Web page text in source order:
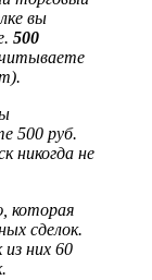
вы
500
500 руб.
никогда не
которая
сделок.
из них 60